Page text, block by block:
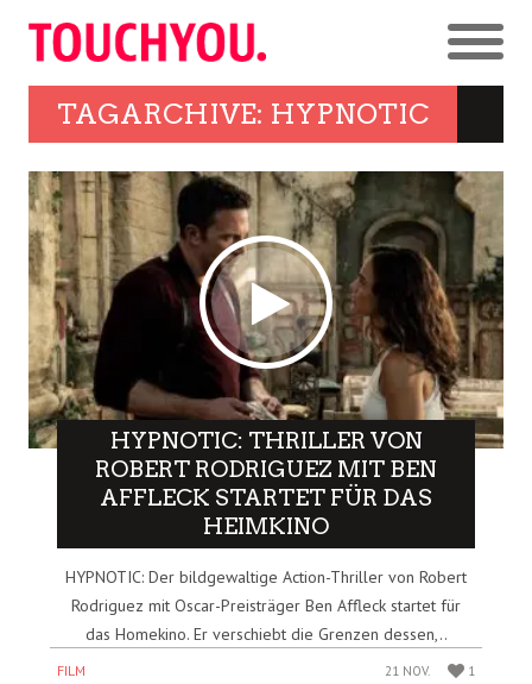
TAGARCHIVE: HYPNOTIC
HYPNOTIC: THRILLER VON
ROBERT RODRIGUEZ MIT BEN
AFFLECK STARTET FÜR DAS
HEIMKINO
HYPNOTIC: Der bildgewaltige Action-Thriller von Robert
Rodriguez mit Oscar-Preisträger Ben Affleck startet für
das Homekino. Er verschiebt die Grenzen dessen,..
FILM 21 NOV. 1